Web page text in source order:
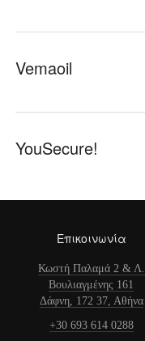
Vemaoil
YouSecure!
Επικοινωνία
Κωστή Παλαμά 2 & Λ.
Βουλιαγμένης 161
Δάφνη, 172 37, Αθήνα
+30 693 614 0288